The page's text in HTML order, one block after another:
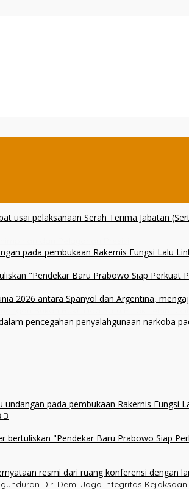
Diri Demi Jaga Integritas Kejaksaan